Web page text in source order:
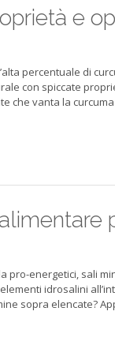
e
percentuale di
con spiccate
che vanta la
pro-energetici, sali
idrosalini
sopra elencate?